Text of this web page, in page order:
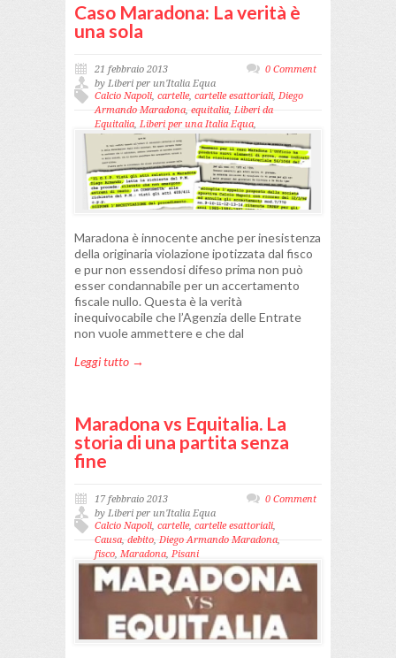
Caso Maradona: La verità è
una sola
21 febbraio 2013
by Liberi per un'Italia Equa
Calcio Napoli, cartelle, cartelle esattoriali, Diego
Armando Maradona, equitalia, Liberi da
Equitalia, Liberi per una Italia Equa,
Maradona, Napoli,Pisani
0 Comment
Maradona è innocente anche per inesistenza
della originaria violazione ipotizzata dal fisco
e pur non essendosi difeso prima non può
esser condannabile per un accertamento
fiscale nullo. Questa è la verità
inequivocabile che l’Agenzia delle Entrate
non vuole ammettere e che dal
Leggi tutto →
Maradona vs Equitalia. La
storia di una partita senza
fine
17 febbraio 2013
by Liberi per un'Italia Equa
Calcio Napoli, cartelle, cartelle esattoriali,
Causa, debito, Diego Armando Maradona,
fisco, Maradona, Pisani
0 Comment